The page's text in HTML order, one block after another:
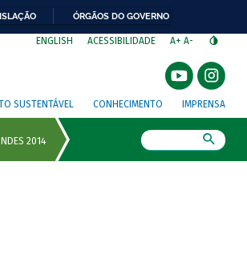
ÓRGÃOS DO GOVERNO
ENGLISH ACESSIBILIDADE A+ A-
SUSTENTÁVEL CONHECIMENTO IMPRENSA